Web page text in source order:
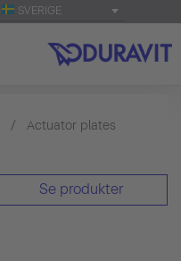
SVERIGE
Actuator plates
Se produkter